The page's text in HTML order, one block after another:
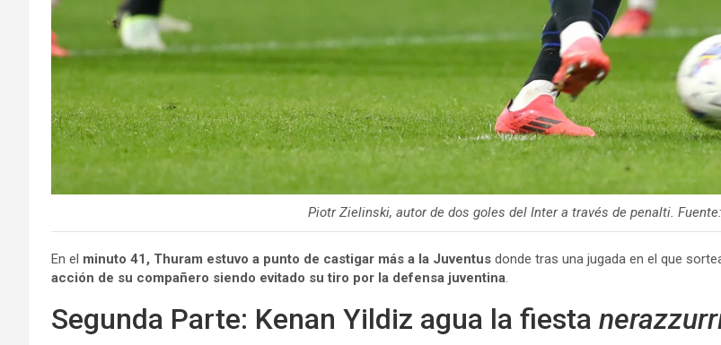
Piotr Zielinski, autor de dos goles del Inter a través de penalti.
En el minuto 41, Thuram estuvo a punto de castigar más a la Juventus donde tras una jugada en el que
acción de su compañero siendo evitado su tiro por la defensa juventina.
Segunda Parte: Kenan Yildiz agua la fiesta